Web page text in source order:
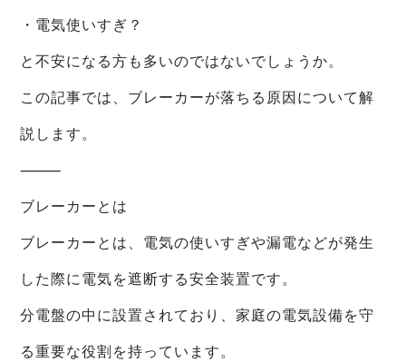
・電気使いすぎ？
と不安になる方も多いのではないでしょうか。
この記事では、ブレーカーが落ちる原因について解
説します。
⸻
ブレーカーとは
ブレーカーとは、電気の使いすぎや漏電などが発生
した際に電気を遮断する安全装置です。
分電盤の中に設置されており、家庭の電気設備を守
る重要な役割を持っています。